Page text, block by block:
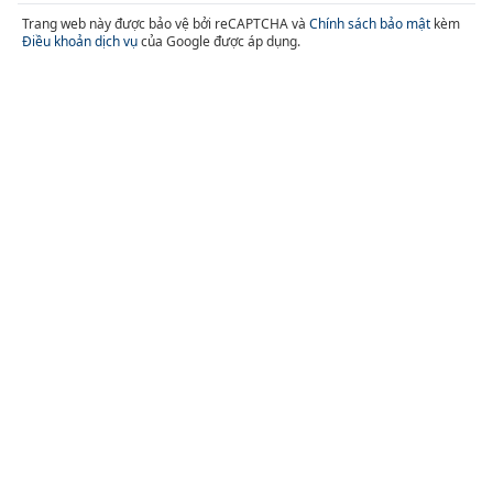
Trang web này được bảo vệ bởi reCAPTCHA và Chính sách bảo mật kèm
Điều khoản dịch vụcủa Google được áp dụng.